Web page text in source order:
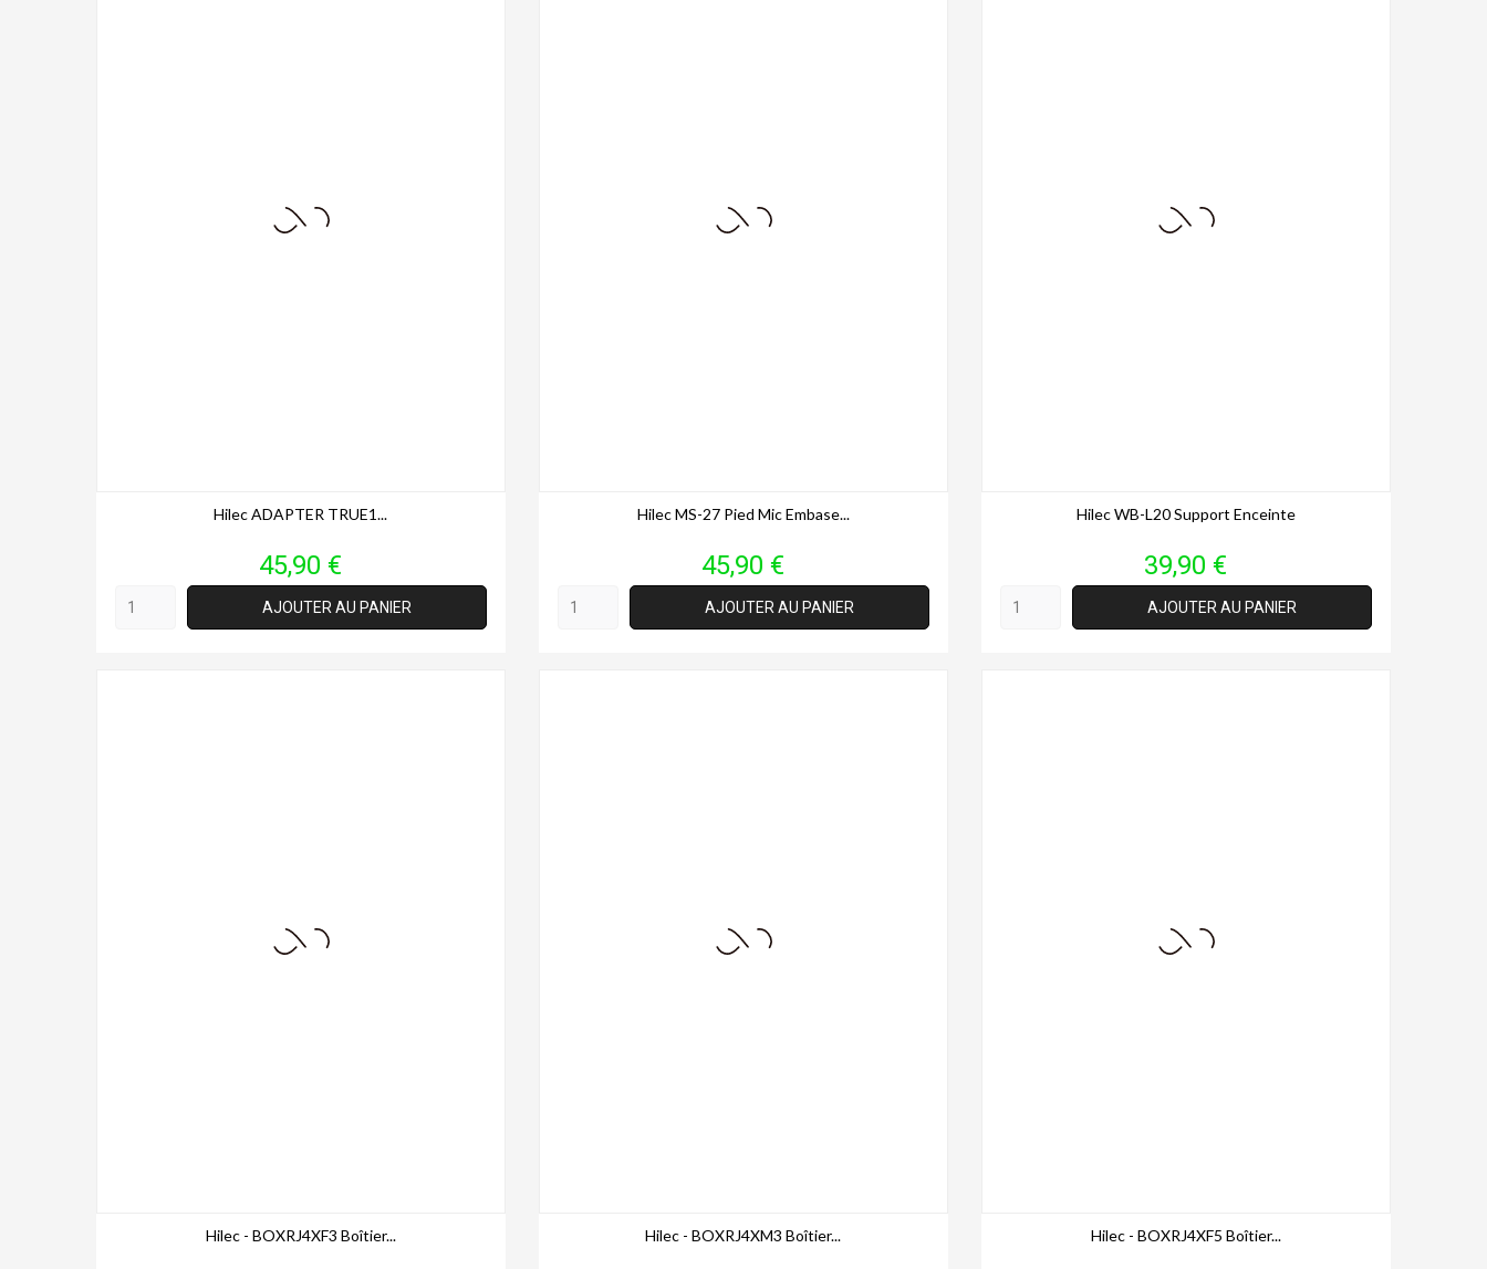
Hilec ADAPTER TRUE1...
Prix
45,90 €
AJOUTER AU PANIER
Hilec MS-27 Pied Mic Embase...
Prix
45,90 €
AJOUTER AU PANIER
Hilec WB-L20 Support Enceinte
Prix
39,90 €
AJOUTER AU PANIER
Hilec - BOXRJ4XF3 Boîtier... Hilec - BOXRJ4XM3 Boîtier... Hilec - BOXRJ4XF5 Boîtier...